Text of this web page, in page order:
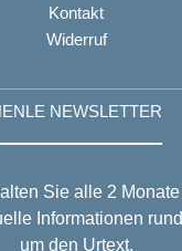
Kontakt
Widerruf
NEWSLETTER
Sie alle 2 Monate
Informationen rund
um den Urtext.